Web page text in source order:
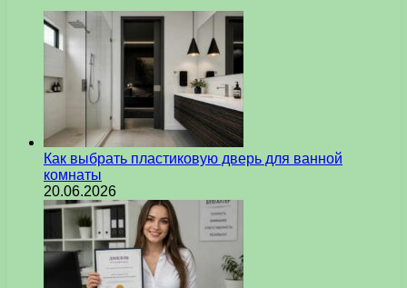
Как выбрать пластиковую дверь для ванной
комнаты
20.06.2026